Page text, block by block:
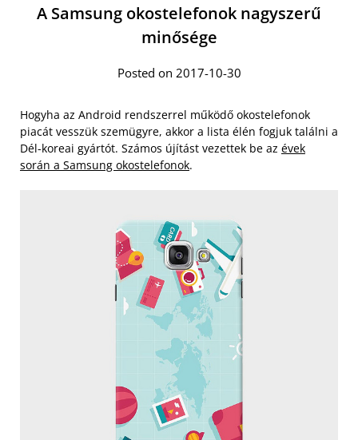
A Samsung okostelefonok nagyszerű
minősége
Posted on 2017-10-30
Hogyha az Android rendszerrel működő okostelefonok
piacát vesszük szemügyre, akkor a lista élén fogjuk találni a
Dél-koreai gyártót. Számos újítást vezettek be az évek
során a Samsung okostelefonok.